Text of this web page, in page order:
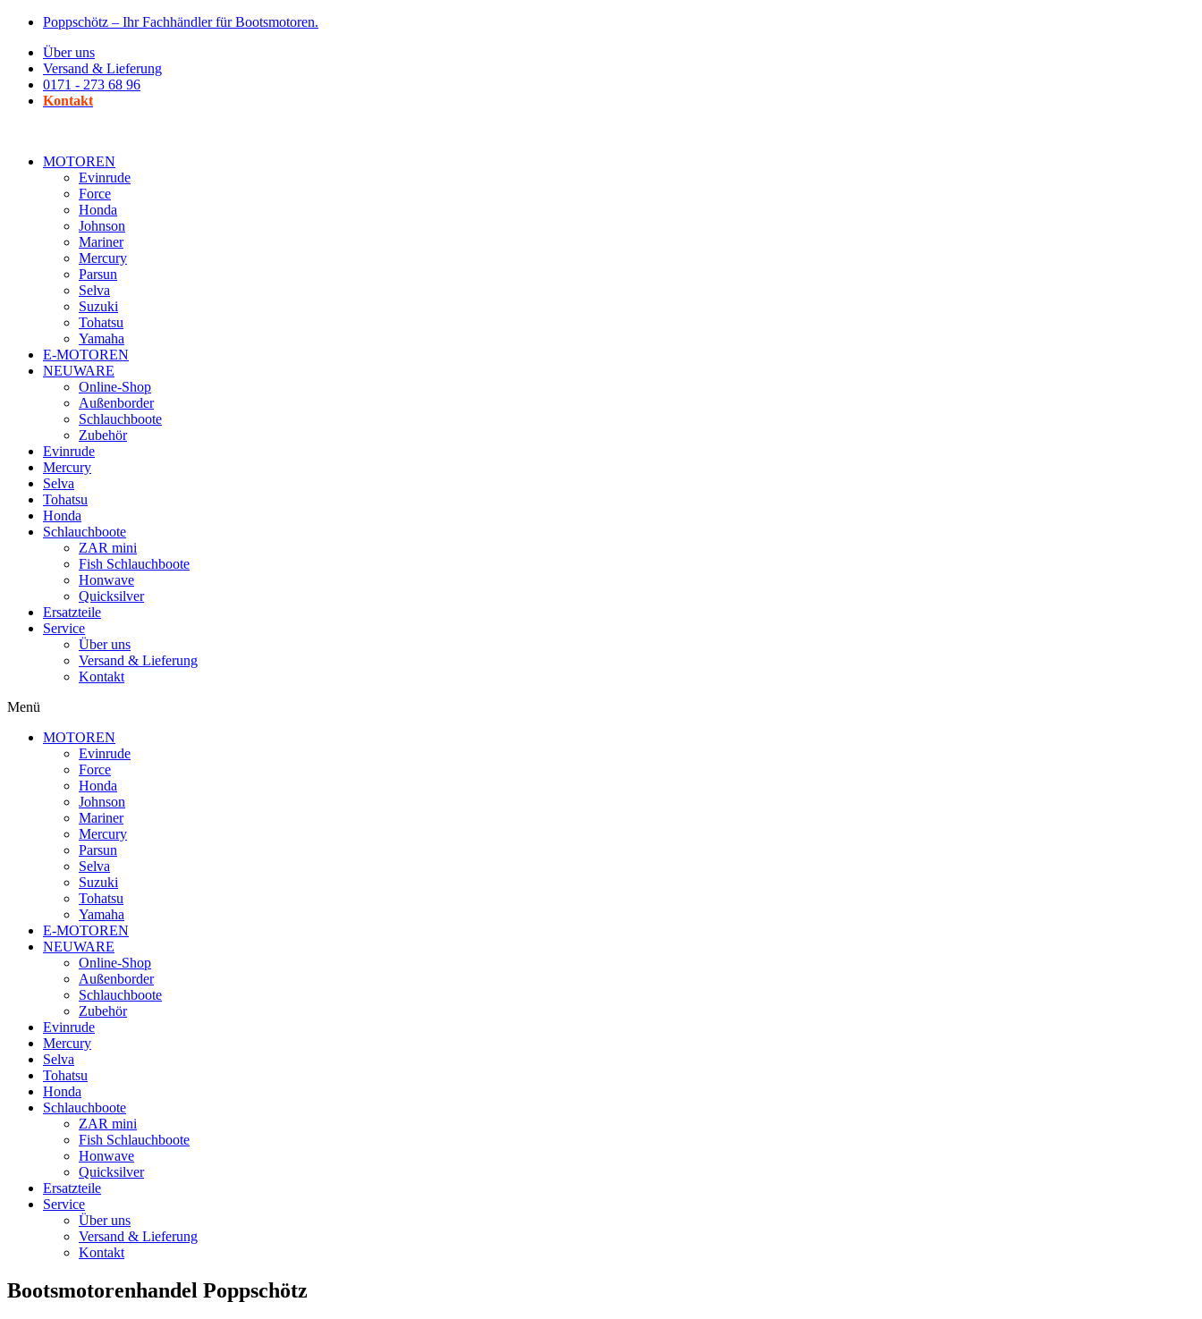
Zum
wechseln
Poppschötz – Ihr Fachhändler für Bootsmotoren.
Über uns
Versand & Lieferung
0171 - 273 68 96
Kontakt
MOTOREN
Evinrude
Force
Honda
Johnson
Mariner
Mercury
Parsun
Selva
Suzuki
Tohatsu
Yamaha
E-MOTOREN
NEUWARE
Online-Shop
Außenborder
Schlauchboote
Zubehör
Evinrude
Mercury
Selva
Tohatsu
Honda
Schlauchboote
ZAR mini
Fish Schlauchboote
Honwave
Quicksilver
Ersatzteile
Service
Über uns
Versand & Lieferung
Kontakt
Menü
MOTOREN
Evinrude
Force
Honda
Johnson
Mariner
Mercury
Parsun
Selva
Suzuki
Tohatsu
Yamaha
E-MOTOREN
NEUWARE
Online-Shop
Außenborder
Schlauchboote
Zubehör
Evinrude
Mercury
Selva
Tohatsu
Honda
Schlauchboote
ZAR mini
Fish Schlauchboote
Honwave
Quicksilver
Ersatzteile
Service
Über uns
Versand & Lieferung
Kontakt
Bootsmotorenhandel Poppschötz